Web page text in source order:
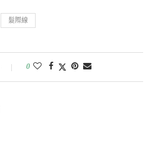
髮際線
0